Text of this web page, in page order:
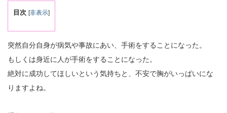
目次 [非表示]
突然自分自身が病気や事故にあい、手術をすることになった。
もしくは身近に人が手術をすることになった。
絶対に成功してほしいという気持ちと、不安で胸がいっぱいにな
りますよね。